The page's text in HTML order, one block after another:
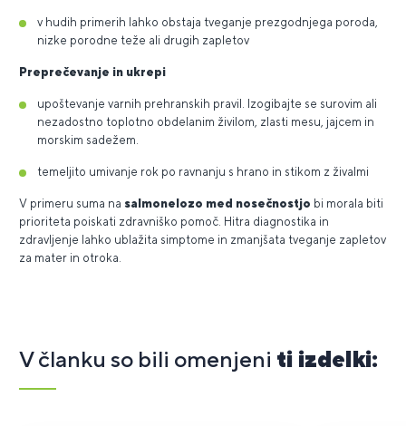
v hudih primerih lahko obstaja tveganje prezgodnjega poroda,
nizke porodne teže ali drugih zapletov
Preprečevanje in ukrepi
upoštevanje varnih prehranskih pravil. Izogibajte se surovim ali
nezadostno toplotno obdelanim živilom, zlasti mesu, jajcem in
morskim sadežem.
temeljito umivanje rok po ravnanju s hrano in stikom z živalmi
V primeru suma na salmonelozo med nosečnostjo bi morala biti
prioriteta poiskati zdravniško pomoč. Hitra diagnostika in
zdravljenje lahko ublažita simptome in zmanjšata tveganje zapletov
za mater in otroka.
V članku so bili omenjeni ti izdelki: